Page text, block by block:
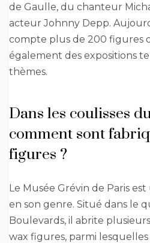
de Gaulle, du chanteur
acteur Johnny Depp.
compte plus de 200 figures
également des expositions
thèmes.
Dans les coulisses
comment sont
figures ?
Le Musée Grévin de Paris
en son genre. Situé dans le
Boulevards, il abrite
wax figures, parmi